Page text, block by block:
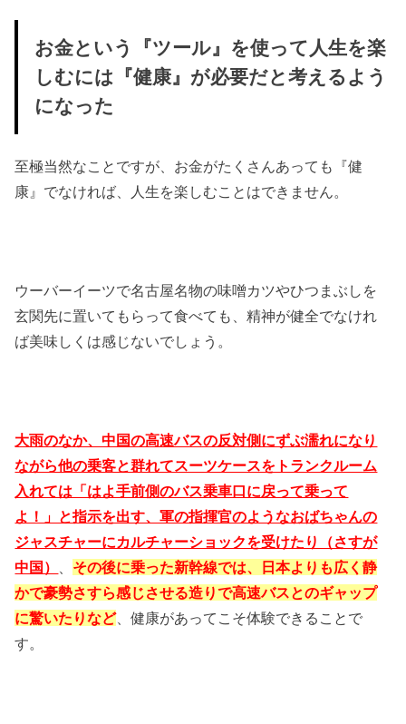
お金という『ツール』を使って人生を楽
しむには『健康』が必要だと考えるよう
になった
至極当然なことですが、お金がたくさんあっても『健
康』でなければ、人生を楽しむことはできません。
ウーバーイーツで名古屋名物の味噌カツやひつまぶしを
玄関先に置いてもらって食べても、精神が健全でなけれ
ば美味しくは感じないでしょう。
大雨のなか、中国の高速バスの反対側にずぶ濡れになり
ながら他の乗客と群れてスーツケースをトランクルーム
入れては「はよ手前側のバス乗車口に戻って乗って
よ！」と指示を出す、軍の指揮官のようなおばちゃんの
ジャスチャーにカルチャーショックを受けたり（さすが
中国）
その後に乗った新幹線では、日本よりも広く静
かで豪勢さすら感じさせる造りで高速バスとのギャップ
に驚いたりなど、健康があってこそ体験できることで
す。